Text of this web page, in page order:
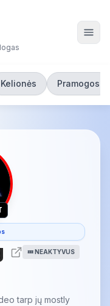
Kelionės Pramogos
💤 NEAKTYVUS
tarp jų mostly